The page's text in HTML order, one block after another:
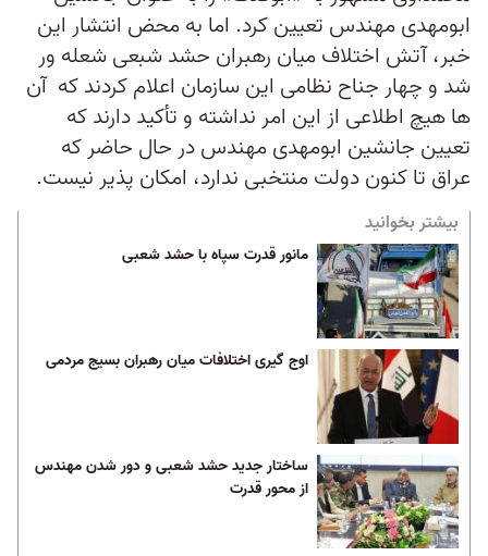
ابومهدی مهندس تعیین کرد. اما به محض انتشار این
خبر، آتش اختلاف میان رهبران حشد شبعی شعله ور
شد و چهار جناح نظامی این سازمان اعلام کردند که آن
ها هیچ اطلاعی از این امر نداشته و تأکید دارند که
تعیین جانشین ابومهدی مهندس در حال حاضر که
عراق تا کنون دولت منتخبی ندارد، امکان پذیر نیست.
بیشتر بخوانید
مانور قدرت سپاه با حشد شعبی
اوج گیری اختلافات میان رهبران بسیج مردمی
ساختار جدید حشد شعبی و دور شدن مهندس
از محور قدرت